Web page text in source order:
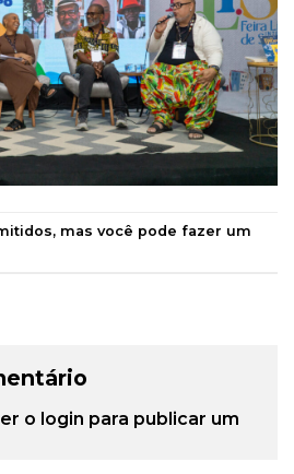
mas você pode fazer um
o login para publicar um